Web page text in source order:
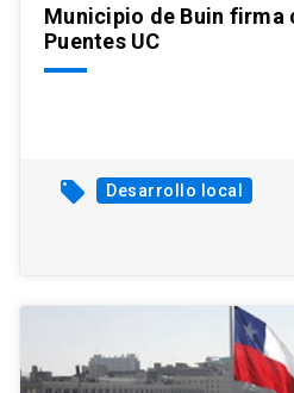
Municipio de Buin firma
Puentes UC
local_offer Desarrollo local